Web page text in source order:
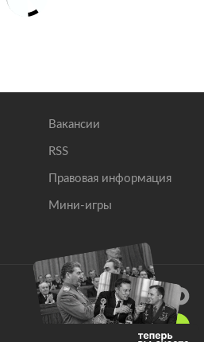
Вакансии
RSS
Правовая информация
Мини-игры